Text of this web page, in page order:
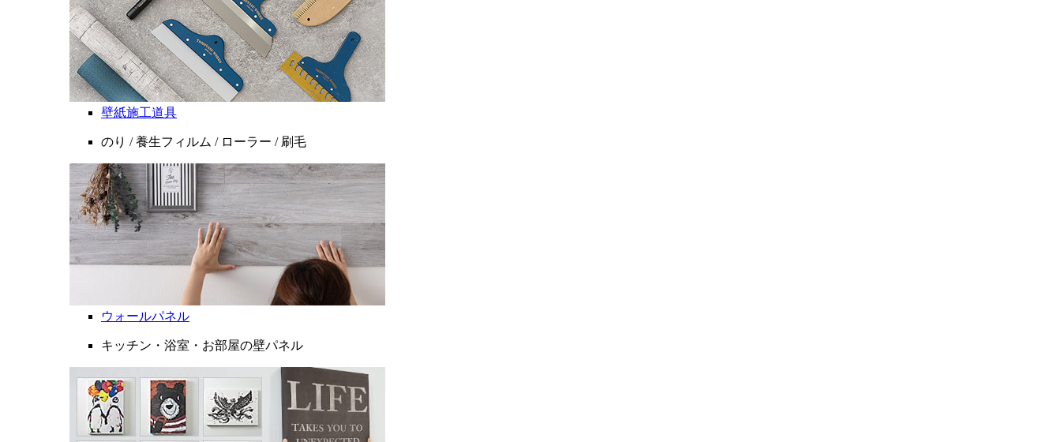
壁紙施工道具
のり / 養生フィルム / ローラー / 刷毛
ウォールパネル
キッチン・浴室・お部屋の壁パネル